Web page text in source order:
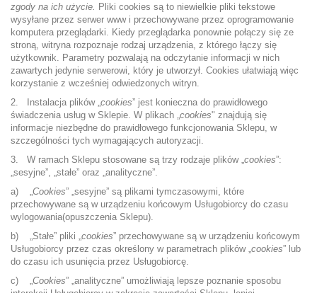
zgody na ich użycie. Pliki cookies są to niewielkie pliki tekstowe
wysyłane przez serwer www i przechowywane przez oprogramowanie
komputera przeglądarki. Kiedy przeglądarka ponownie połączy się ze
stroną, witryna rozpoznaje rodzaj urządzenia, z którego łączy się
użytkownik. Parametry pozwalają na odczytanie informacji w nich
zawartych jedynie serwerowi, który je utworzył. Cookies ułatwiają więc
korzystanie z wcześniej odwiedzonych witryn.
2. Instalacja plików „cookies” jest konieczna do prawidłowego
świadczenia usług w Sklepie. W plikach „cookies" znajdują się
informacje niezbędne do prawidłowego funkcjonowania Sklepu, w
szczególności tych wymagających autoryzacji.
3. W ramach Sklepu stosowane są trzy rodzaje plików „cookies”:
„sesyjne”, „stałe” oraz „analityczne”.
a) „Cookies” „sesyjne” są plikami tymczasowymi, które
przechowywane są w urządzeniu końcowym Usługobiorcy do czasu
wylogowania(opuszczenia Sklepu).
b) „Stałe” pliki „cookies” przechowywane są w urządzeniu końcowym
Usługobiorcy przez czas określony w parametrach plików „cookies” lub
do czasu ich usunięcia przez Usługobiorcę.
c) „Cookies” „analityczne” umożliwiają lepsze poznanie sposobu